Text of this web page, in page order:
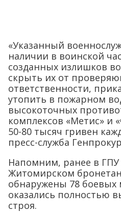
«Указанный
наличии в воинской
созданных излишков
скрыть их от
ответственности,
утопить в пожарном
высокоточных
комплексов «Метис» и
50-80 тысяч гривен
пресс-служба
Напомним, ранее в
Житомирском
обнаружены 78
оказались полностью
строя.